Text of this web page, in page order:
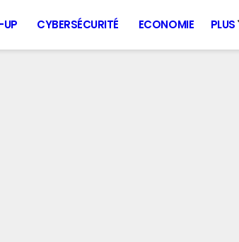
UP CYBERSÉCURITÉ ECONOMIE PLUS